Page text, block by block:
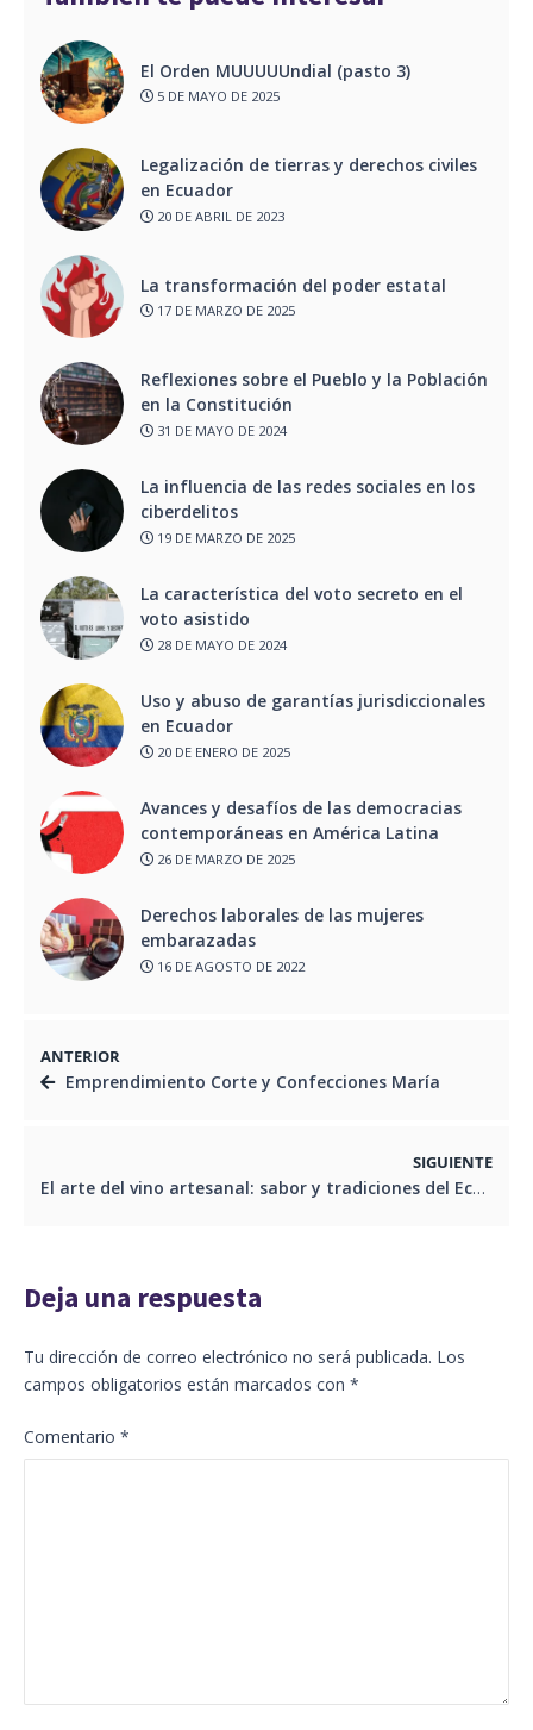
El Orden MUUUUUndial (pasto 3)
5 DE MAYO DE 2025
Legalización de tierras y derechos civiles
en Ecuador
20 DE ABRIL DE 2023
La transformación del poder estatal
17 DE MARZO DE 2025
Reflexiones sobre el Pueblo y la Población
en la Constitución
31 DE MAYO DE 2024
La influencia de las redes sociales en los
ciberdelitos
19 DE MARZO DE 2025
La característica del voto secreto en el
voto asistido
28 DE MAYO DE 2024
Uso y abuso de garantías jurisdiccionales
en Ecuador
20 DE ENERO DE 2025
Avances y desafíos de las democracias
contemporáneas en América Latina
26 DE MARZO DE 2025
Derechos laborales de las mujeres
embarazadas
16 DE AGOSTO DE 2022
ANTERIOR
Emprendimiento Corte y Confecciones María
SIGUIENTE
El arte del vino artesanal: sabor y tradiciones del Ecuador
Deja una respuesta
Tu dirección de correo electrónico no será publicada. Los
campos obligatorios están marcados con *
Comentario *